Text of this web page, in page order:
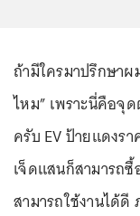
ถ้ามีใครมาปรึกษา
ไหม” เพราะนี่คือจุ
ครับ EV ป้ายแดงร
เจ็ดแสนก็สามารถซื้
สามารถใช้งานได้ดี